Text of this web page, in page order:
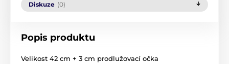
Diskuze (0)
Popis produktu
Velikost 42 cm + 3 cm prodlužovací očka